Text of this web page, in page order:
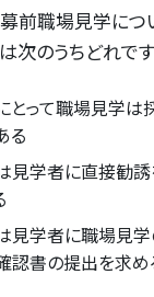
前職場見学につ
次のうちどれで
とって職場見学は
る
見学者に直接勧誘
見学者に職場見学
認書の提出を求め